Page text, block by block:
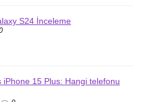
S24 İnceleme
iPhone 15 Plus: Hangi telefonu